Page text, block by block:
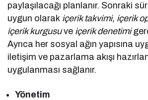
paylaşılacağı planlanır. Sonraki
uygun olarak içerik takvimi, içerik
içerik kurgusuve içerik denetimi
Ayrıca her sosyal ağın yapısına
iletişim ve pazarlama akışı
uygulanması sağlanır.
Yönetim